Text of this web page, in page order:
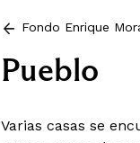
Fondo Enrique
Pueblo
Varias casas se